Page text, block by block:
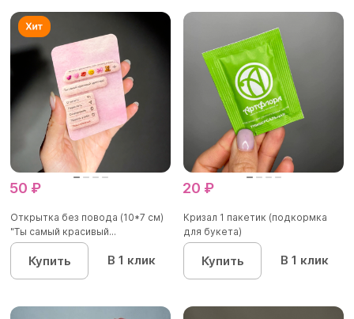
50 ₽
Открытка без повода (10*7 см)
"Ты самый красивый...
Купить В 1 клик
20 ₽
Кризал 1 пакетик (подкормка
для букета)
Купить В 1 клик